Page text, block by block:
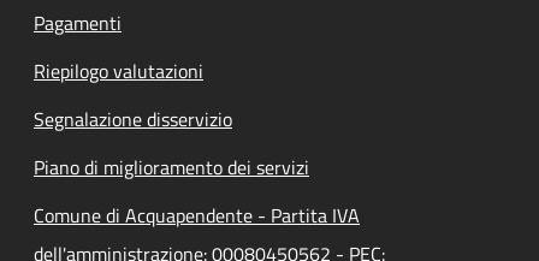
Pagamenti
Riepilogo valutazioni
Segnalazione disservizio
Piano di miglioramento dei servizi
Comune di Acquapendente - Partita IVA
dell'amministrazione: 00080450562 - PEC: